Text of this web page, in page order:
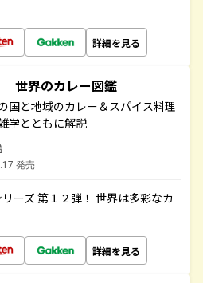
詳細を見る
世界のカレー図鑑
国と地域のカレー＆スパイス料理
学とともに解説
発売
ーズ 第１２弾！ 世界は多彩なカ
詳細を見る